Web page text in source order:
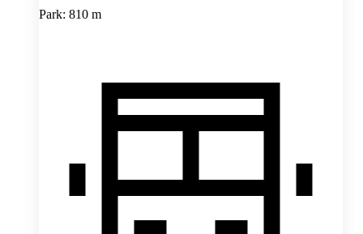
Park: 810 m